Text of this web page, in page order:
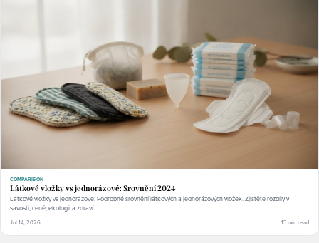
COMPARISON
Látkové vložky vs jednorázové: Srovnění 2024
Látkové vložky vs jednorázové: Podrobné srovnění látkových a jednorázových vložek. Zjistěte rozdíly v
savosti, ceně, ekologii a zdraví.
Jul 14, 2026 13 min read